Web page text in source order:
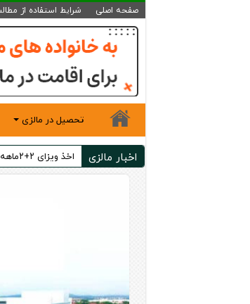
صفحه اصلی شرایط استفاده از
تحصیل در مالزی
اخبار مالزی اخذ ویزای ۲+۲ماهه مالزی امکان پذیر شد!